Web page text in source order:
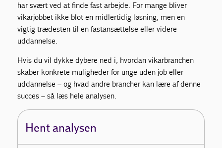
har svært ved at finde fast arbejde. For mange bliver
vikarjobbet ikke blot en midlertidig løsning, men en
vigtig trædesten til en fastansættelse eller videre
uddannelse.
Hvis du vil dykke dybere ned i, hvordan vikarbranchen
skaber konkrete muligheder for unge uden job eller
uddannelse – og hvad andre brancher kan lære af denne
succes – så læs hele analysen.
Hent analysen